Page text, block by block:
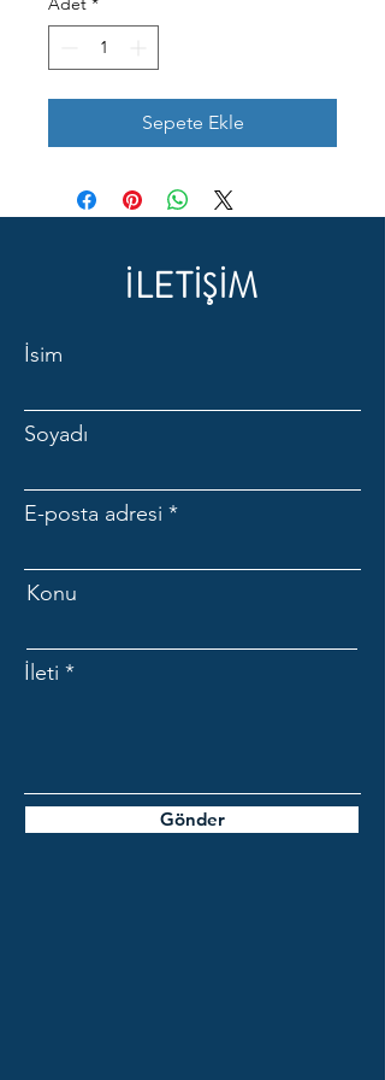
Sepete Ekle
İLETİŞİM
İsim
Soyadı
E-posta adresi
Konu
İleti
Gönder